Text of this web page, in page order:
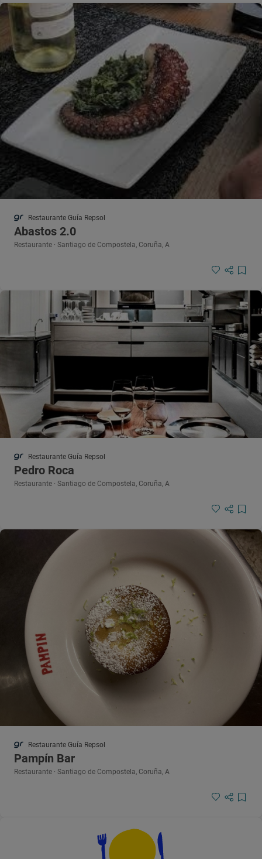
Restaurante Guía Repsol
Abastos 2.0
Restaurante · Santiago de Compostela, Coruña, A
Restaurante Guía Repsol
Pedro Roca
Restaurante · Santiago de Compostela, Coruña, A
Restaurante Guía Repsol
Pampín Bar
Restaurante · Santiago de Compostela, Coruña, A